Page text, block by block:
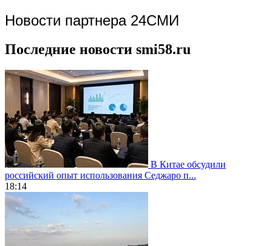
Новости партнера 24СМИ
Последние новости smi58.ru
В Китае обсудили
российский опыт использования Седжаро п...
18:14